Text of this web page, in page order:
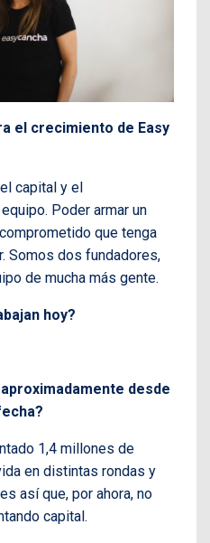
el crecimiento de Easy
capital y el
Poder armar un
que tenga
Somos dos fundadores,
de mucha más gente.
hoy?
desde
1,4 millones de
en distintas rondas y
así que, por ahora, no
capital.